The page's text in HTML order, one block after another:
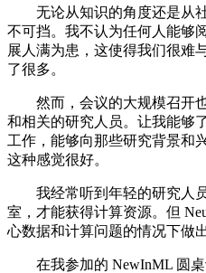
无论从知识的角度还是从社
不可挡。我不认为任何人能够
展人满为患，这使得我们很难
了很多。
然而，会议的大规模召开也
和相关的研究人员。让我能够
工作，能够向那些研究背景和
这种感觉很好。
我经常听到年轻的研究人员
室，才能获得计算资源。但
心数据和计算问题的情况下做
在我参加的 NewInML 圆桌